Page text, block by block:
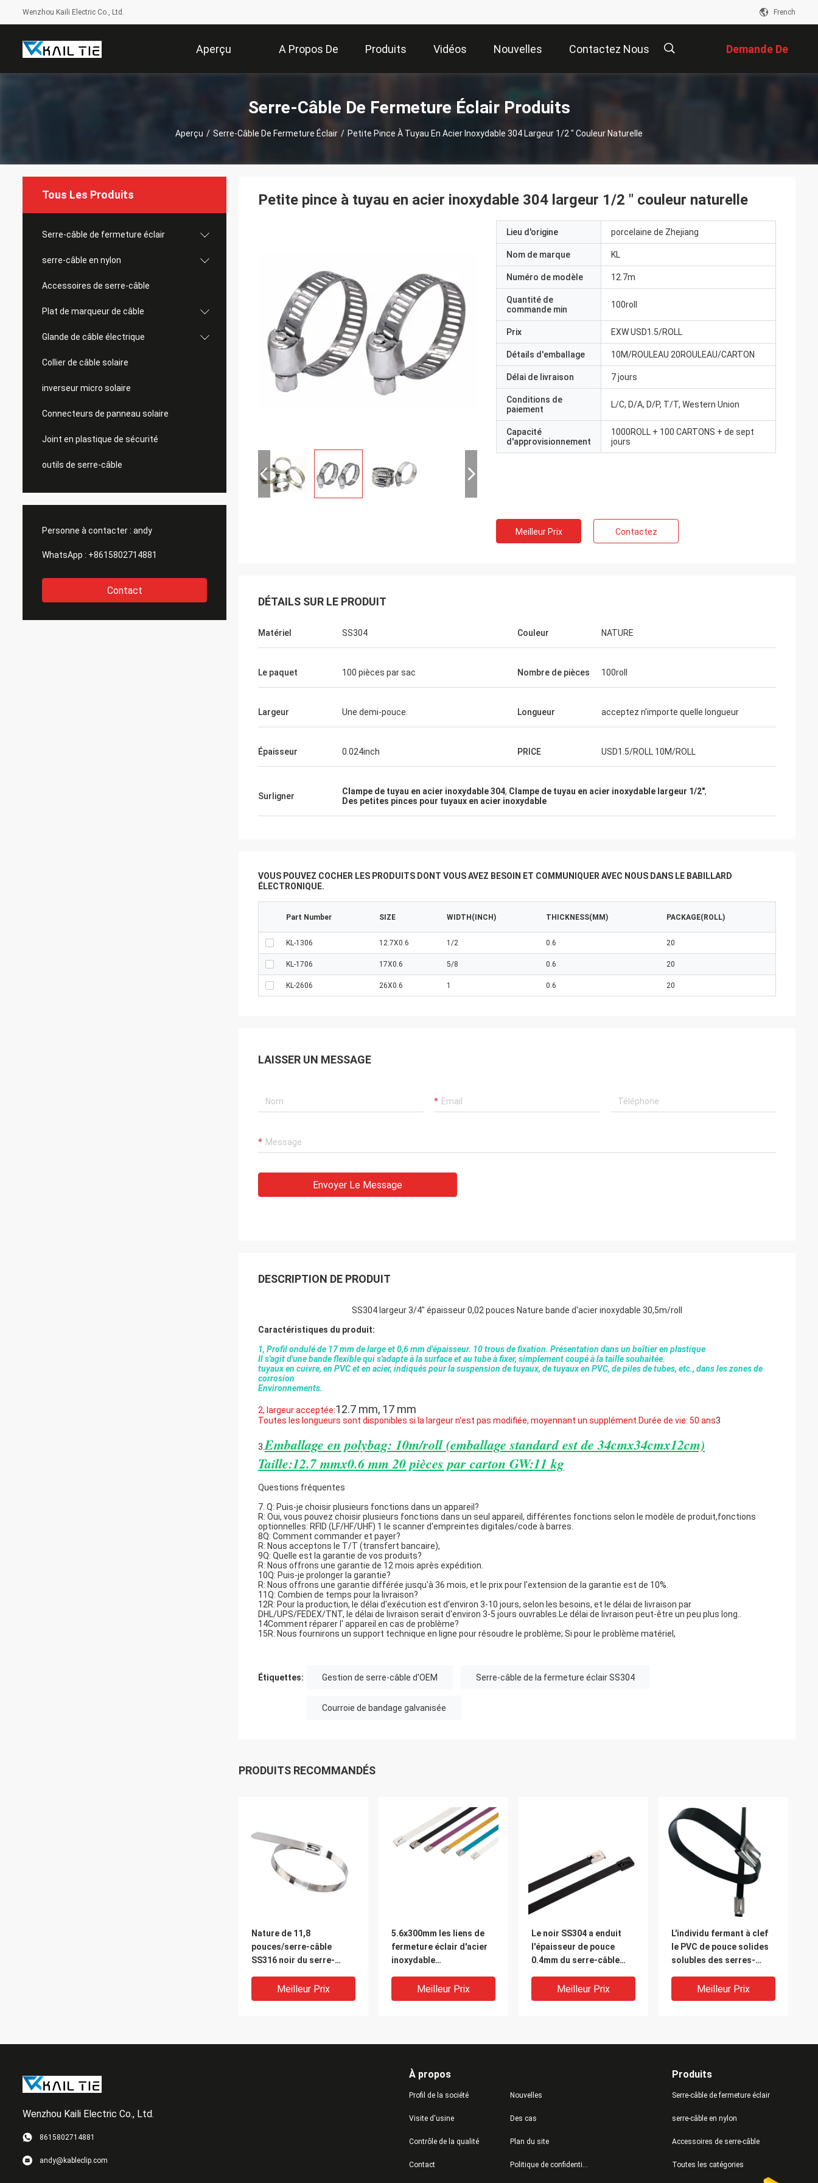
Wenzhou Kaili Electric Co., Ltd. French
Aperçu A Propos De
Nous
Produits Vidéos Nouvelles Contactez Nous Demande De
Soumission
Serre-Câble De Fermeture Éclair Produits
Aperçu / Serre-Câble De Fermeture Éclair / Petite Pince À Tuyau En Acier Inoxydable 304 Largeur 1/2 " Couleur Naturelle
Tous Les Produits
Serre-câble de fermeture éclair
serre-câble en nylon
Accessoires de serre-câble
Plat de marqueur de câble
Glande de câble électrique
Collier de câble solaire
inverseur micro solaire
Connecteurs de panneau solaire
Joint en plastique de sécurité
outils de serre-câble
Personne à contacter : andy
WhatsApp : +8615802714881
Contact
Petite pince à tuyau en acier inoxydable 304 largeur 1/2 " couleur naturelle
Lieu d'origine porcelaine de Zhejiang
Nom de marque KL
Numéro de modèle 12.7m
Quantité de
commande min
100roll
Prix EXW USD1.5/ROLL
Détails d'emballage 10M/ROULEAU 20ROULEAU/CARTON
Délai de livraison 7 jours
Conditions de
paiement
L/C, D/A, D/P, T/T, Western Union
Capacité
d'approvisionnement
1000ROLL + 100 CARTONS + de sept
jours
Meilleur Prix Contactez
DÉTAILS SUR LE PRODUIT
Matériel SS304 Couleur NATURE
Le paquet 100 pièces par sac Nombre de pièces 100roll
Largeur Une demi-pouce. Longueur acceptez n'importe quelle longueur
Épaisseur 0.024inch PRICE USD1.5/ROLL 10M/ROLL
Surligner Clampe de tuyau en acier inoxydable 304, Clampe de tuyau en acier inoxydable largeur 1/2",
Des petites pinces pour tuyaux en acier inoxydable
VOUS POUVEZ COCHER LES PRODUITS DONT VOUS AVEZ BESOIN ET COMMUNIQUER AVEC NOUS DANS LE BABILLARD
ÉLECTRONIQUE.
Part Number SIZE WIDTH(INCH) THICKNESS(MM) PACKAGE(ROLL)
KL-1306 12.7X0.6 1/2 0.6 20
KL-1706 17X0.6 5/8 0.6 20
KL-2606 26X0.6 1 0.6 20
LAISSER UN MESSAGE
Envoyer Le Message
DESCRIPTION DE PRODUIT
SS304 largeur 3/4" épaisseur 0,02 pouces Nature bande d'acier inoxydable 30,5m/roll
Caractéristiques du produit:
1, Profil ondulé de 17 mm de large et 0,6 mm d'épaisseur. 10 trous de fixation. Présentation dans un boîtier en plastique
Il s'agit d'une bande flexible qui s'adapte à la surface et au tube à fixer, simplement coupé à la taille souhaitée.
tuyaux en cuivre, en PVC et en acier, indiqués pour la suspension de tuyaux, de tuyaux en PVC, de piles de tubes, etc., dans les zones de
corrosion
Environnements.
2, largeur acceptée:12.7 mm, 17 mm
Toutes les longueurs sont disponibles si la largeur n'est pas modifiée, moyennant un supplément. Durée de vie: 50 ans3
3. Emballage en polybag: 10m/roll (emballage standard est de 34cmx34cmx12cm)
Taille:12.7 mmx0.6 mm 20 pièces par carton GW:11 kg
Questions fréquentes
7. Q: Puis-je choisir plusieurs fonctions dans un appareil?
R: Oui, vous pouvez choisir plusieurs fonctions dans un seul appareil, différentes fonctions selon le modèle de produit,fonctions
optionnelles: RFID (LF/HF/UHF) 1 le scanner d'empreintes digitales/code à barres.
8Q: Comment commander et payer?
R: Nous acceptons le T/T (transfert bancaire),
9Q: Quelle est la garantie de vos produits?
R: Nous offrons une garantie de 12 mois après expédition.
10Q: Puis-je prolonger la garantie?
R: Nous offrons une garantie différée jusqu'à 36 mois, et le prix pour l'extension de la garantie est de 10%.
11Q: Combien de temps pour la livraison?
12R: Pour la production, le délai d'exécution est d'environ 3-10 jours, selon les besoins, et le délai de livraison par
DHL/UPS/FEDEX/TNT, le délai de livraison serait d'environ 3-5 jours ouvrables.Le délai de livraison peut-être un peu plus long..
14Comment réparer l' appareil en cas de problème?
15R: Nous fournirons un support technique en ligne pour résoudre le problème; Si pour le problème matériel,
Étiquettes: Gestion de serre-câble d'OEM Serre-câble de la fermeture éclair SS304
Courroie de bandage galvanisée
PRODUITS RECOMMANDÉS
Nature de 11,8
pouces/serre-câble
SS316 noir du serre-
inoxydableMeilleur Prix
5.6x300mm les liens de
fermeture éclair d'acier
inoxydable
d'en-tête de pot ont
enduit des serres-câble
Meilleur Prix
Le noir SS304 a enduit
l'épaisseur de pouce
0.4mm du serre-câble
Meilleur Prix
L'individu fermant à clef
le PVC de pouce solides
solubles des serres-
d'acier inoxydable a
enduit des serres-câble
Meilleur Prix
L le type 304 316 liens de
Le polyester noir
bande de bandage de
Wenzhou Kaili Electric Co., Ltd.
8615802714881
andy@kableclip.com
À propos
Profil de la société
Visite d'usine
Contrôle de la qualité
Contact
Nouvelles
Des cas
Plan du site
Politique de confidentialité
Produits
Serre-câble de fermeture éclair
serre-câble en nylon
Accessoires de serre-câble
Toutes les catégories